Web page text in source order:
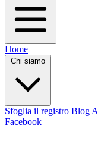
Home
Chi siamo
Sfoglia il registro Blog
Facebook